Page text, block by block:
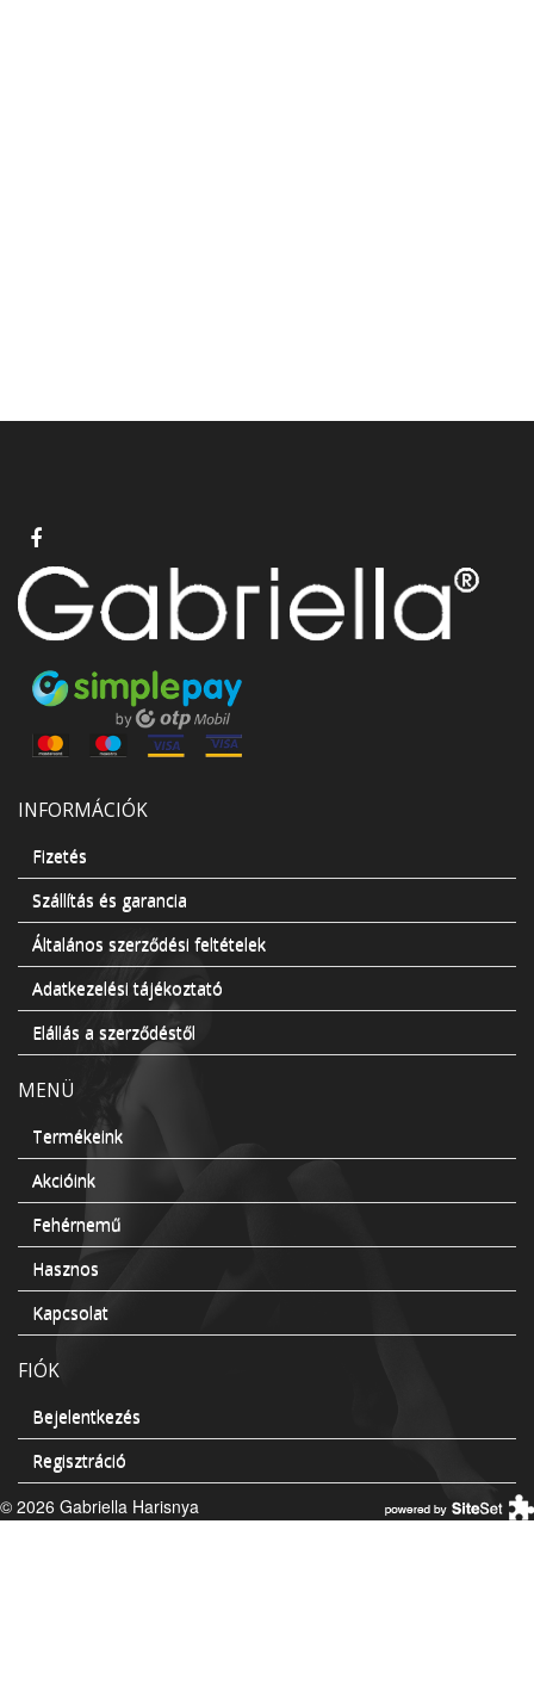
INFORMÁCIÓK
Fizetés
Szállítás és garancia
Általános szerződési feltételek
Adatkezelési tájékoztató
Elállás a szerződéstől
MENÜ
Termékeink
Akcióink
Fehérnemű
Hasznos
Kapcsolat
FIÓK
Bejelentkezés
Regisztráció
© 2026 Gabriella Harisnya